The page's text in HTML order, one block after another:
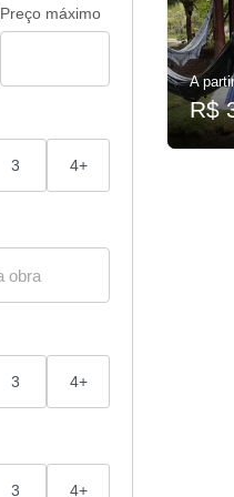
Preço máximo
3 4+
3 4+
3 4+
A
R$